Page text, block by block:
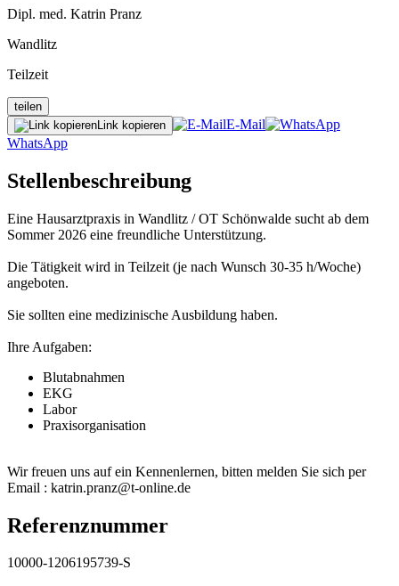
Dipl. med. Katrin Pranz
Wandlitz
Teilzeit
teilen
Link kopieren
E-Mail
WhatsApp
Stellenbeschreibung
Eine Hausarztpraxis in Wandlitz / OT Schönwalde sucht ab dem
Sommer 2026 eine freundliche Unterstützung.
Die Tätigkeit wird in Teilzeit (je nach Wunsch 30-35 h/Woche)
angeboten.
Sie sollten eine medizinische Ausbildung haben.
Ihre Aufgaben:
Blutabnahmen
EKG
Labor
Praxisorganisation
Wir freuen uns auf ein Kennenlernen, bitten melden Sie sich per
Email : katrin.pranz@t-online.de
Referenznummer
10000-1206195739-S